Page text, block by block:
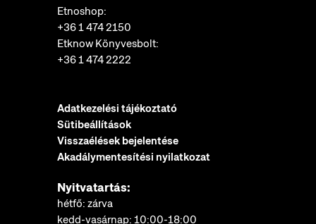
Etnoshop:
+36 1 474 2150
Etknow Könyvesbolt:
+36 1 474 2222
Adatkezelési tájékoztató
Sütibeállítások
Visszaélések bejelentése
Akadálymentesítési nyilatkozat
Nyitvatartás:
hétfő: zárva
kedd-vasárnap: 10:00-18:00